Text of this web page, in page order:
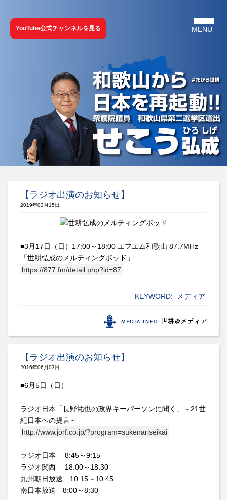
YouTube公式チャンネルを見る
【ラジオ出演のお知らせ】
2019年03月15日
■3月17日（日）17:00～18:00 エフエム和歌山 87.7MHz
「世耕弘成のメルティングポッド」
https://877.fm/detail.php?id=87
KEYWORD: メディア
【ラジオ出演のお知らせ】
2016年06月03日
■6月5日（日）
ラジオ日本「長野祐也の政界キーパーソンに聞く」～21世
紀日本への提言～
http://www.jorf.co.jp/?program=sukenariseikai
ラジオ日本 8:45～9:15
ラジオ関西 18:00～18:30
九州朝日放送 10:15～10:45
南日本放送 8:00～8:30